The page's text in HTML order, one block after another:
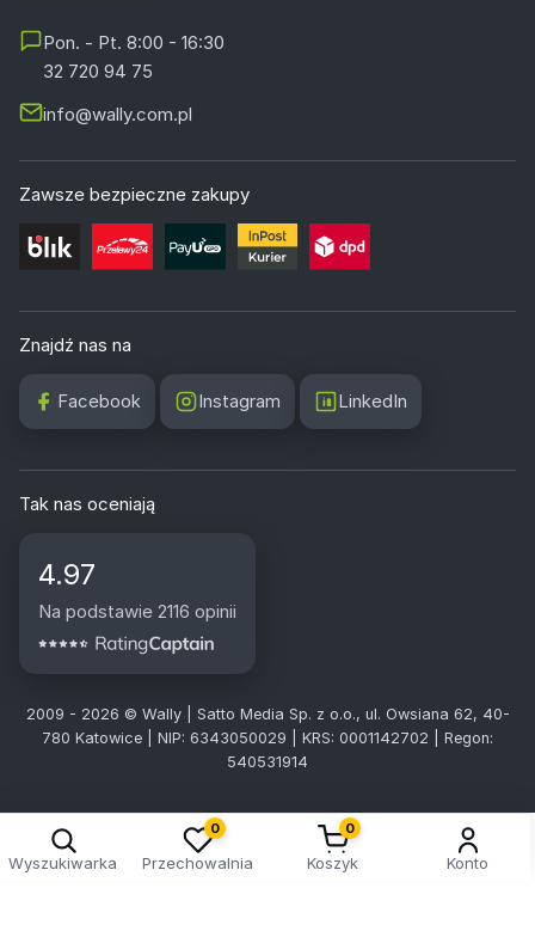
Pon. - Pt. 8:00 - 16:30
32 720 94 75
info@wally.com.pl
Zawsze bezpieczne zakupy
Znajdź nas na
Facebook Instagram LinkedIn
Tak nas oceniają
4.97
Na podstawie 2116 opinii
2009 - 2026 © Wally | Satto Media Sp. z o.o., ul. Owsiana 62, 40-
780 Katowice | NIP: 6343050029 | KRS: 0001142702 | Regon:
540531914
Wyszukiwarka
0
Przechowalnia
0
Koszyk Konto